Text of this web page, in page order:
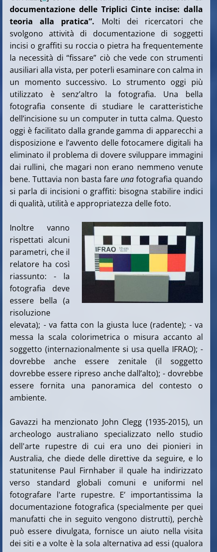
documentazione delle Triplici Cinte incise: dalla
teoria alla pratica”. Molti dei ricercatori che
svolgono attività di documentazione di soggetti
incisi o graffiti su roccia o pietra ha frequentemente
la necessità di “fissare” ciò che vede con strumenti
ausiliari alla vista, per poterli esaminare con calma in
un momento successivo. Lo strumento oggi più
utilizzato è senz’altro la fotografia. Una bella
fotografia consente di studiare le caratteristiche
dell’incisione su un computer in tutta calma. Questo
oggi è facilitato dalla grande gamma di apparecchi a
disposizione e l’avvento delle fotocamere digitali ha
eliminato il problema di dovere sviluppare immagini
dai rullini, che magari non erano nemmeno venute
bene. Tuttavia non basta fare una fotografia quando
si parla di incisioni o graffiti: bisogna stabilire indici
di qualità, utilità e appropriatezza delle foto.
Inoltre vanno
rispettati alcuni
parametri, che il
relatore ha così
riassunto: - la
fotografia deve
essere bella (a
risoluzione
elevata); - va fatta con la giusta luce (radente); - va
messa la scala colorimetrica o misura accanto al
soggetto (internazionalmente si usa quella IFRAO); -
dovrebbe anche essere zenitale (il soggetto
dovrebbe essere ripreso anche dall’alto); - dovrebbe
essere fornita una panoramica del contesto o
ambiente.
Gavazzi ha menzionato John Clegg (1935-2015), un
archeologo australiano specializzato nello studio
dell'arte rupestre di cui era uno dei pionieri in
Australia, che diede delle direttive da seguire, e lo
statunitense Paul Firnhaber il quale ha indirizzato
verso standard globali comuni e uniformi nel
fotografare l'arte rupestre. E’ importantissima la
documentazione fotografica (specialmente per quei
manufatti che in seguito vengono distrutti), perchè
può essere divulgata, fornisce un aiuto nella visita
dei siti e a volte è la sola alternativa ad essi (qualora